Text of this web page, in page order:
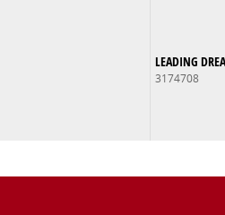
LEADING
3174708